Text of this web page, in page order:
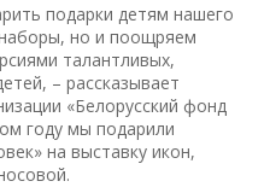
подарки детям нашего
но и поощряем
талантливых,
– рассказывает
«Белорусский фонд
году мы подарили
на выставку икон,